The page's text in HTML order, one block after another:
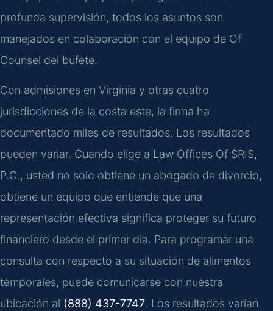
profunda supervisión, todos los asuntos son
manejados en colaboración con el equipo de Of
Counsel del bufete.
Con admisiones en Virginia y otras cuatro
jurisdicciones de la costa este, la firma ha
documentado miles de resultados. Los resultados
pueden variar. Cuando elige a Law Offices Of SRIS,
P.C., usted no solo obtiene un abogado de divorcio,
obtiene un equipo que entiende que una
representación efectiva significa proteger su futuro
financiero desde el primer día. Para programar una
consulta con respecto a su situación de alimentos
temporales, puede comunicarse con nuestra
ubicación al (888) 437-7747. Los resultados varían.